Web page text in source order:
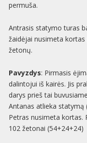
permuša.
Antrasis statymo turas
žaidėjai nusimeta kortas
žetonų.
Pavyzdys: Pirmasis
dalintojui iš kairės. Jis
darys prieš tai
Antanas atlieka statymą
Petras nusimeta kortas.
102 žetonai (54+24+24)